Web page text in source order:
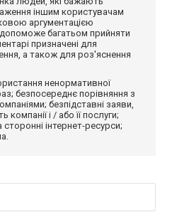
іншим користувачам
аргументацією
багатьом прийняти
призначені для
а також для роз'яснення
ненормативної
безпосереднє порівняння з
безпідставні заяви,
і / або її послуги;
інтернет-ресурси;